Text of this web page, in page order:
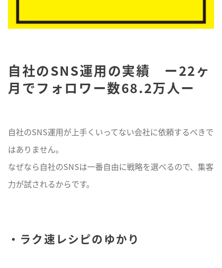
自社のSNS運用の実績 ー22ヶ
月でフォロワー数68.2万人ー
自社のSNS運用が上手くいってない会社に依頼するべきで
はありません。
なぜなら自社のSNSは一番自由に戦略を選べるので、集客
力が試されるからです。
・ラク速レシピのゆかり